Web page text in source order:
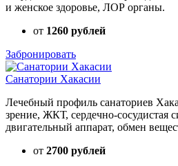
и женское здоровье, ЛОР органы.
от 1260 рублей
Забронировать
Санатории Хакасии
Лечебный профиль санаториев
зрение, ЖКТ, сердечно-сосудистая
двигательный аппарат, обмен
от 2700 рублей